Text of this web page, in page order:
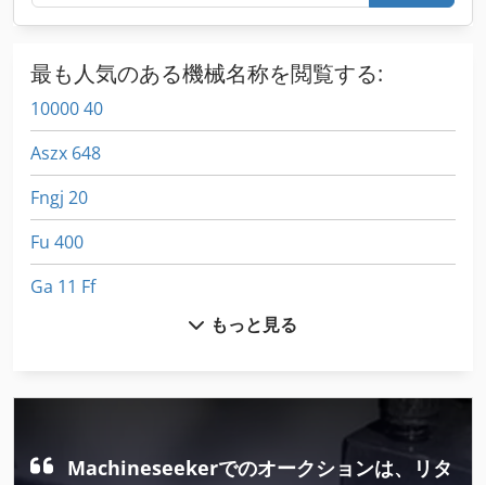
最も人気のある機械名称を閲覧する:
10000 40
Aszx 648
Fngj 20
Fu 400
Ga 11 Ff
International 433
もっと見る
Machineseekerでのオークションは、リタ